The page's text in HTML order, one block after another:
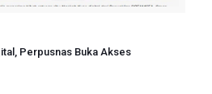
Perpusnas Buka Akses